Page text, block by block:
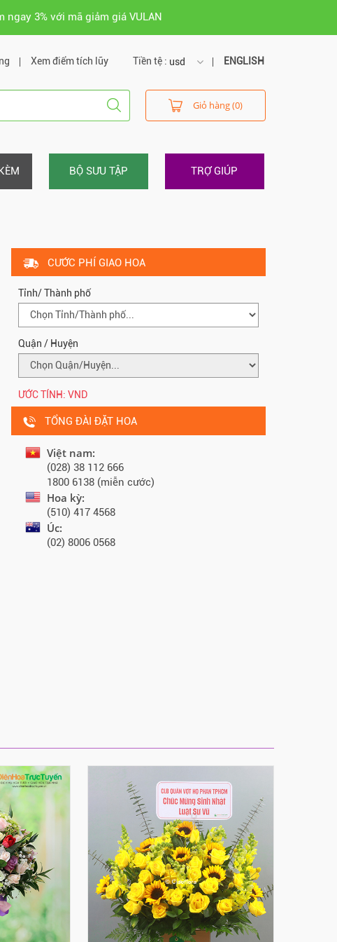
3% với mã giảm giá VULAN
Tiền tệ : usd
usd
vnd
ENGLISH
Xem điểm tích lũy
Giỏ hàng (0)
BỘ SƯU TẬP TRỢ GIÚP
CƯỚC PHÍ GIAO HOA
Tỉnh/ Thành phố
Quận / Huyện
ƯỚC TÍNH: VND
TỔNG ĐÀI ĐẶT HOA
Việt nam:
(028) 38 112 666
1800 6138 (miễn cước)
Hoa kỳ:
(510) 417 4568
Úc:
(02) 8006 0568